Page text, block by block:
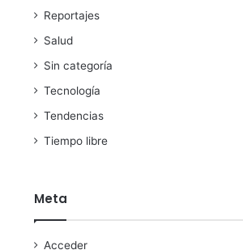
Reportajes
Salud
Sin categoría
Tecnología
Tendencias
Tiempo libre
Meta
Acceder